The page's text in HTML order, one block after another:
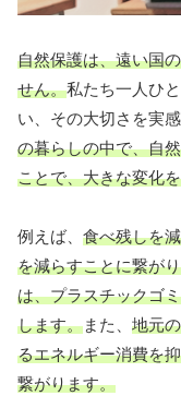
自然保護は、遠い国
せん。私たち一人ひ
い、その大切さを実
の暮らしの中で、自
ことで、大きな変化
例えば、 食べ残しを
を減らすことに繋が
は、プラスチックゴ
します。また、 地元
るエネルギー消費を
繋がります。